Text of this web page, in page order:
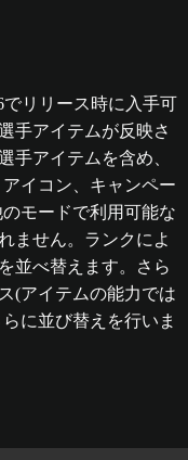
でリリース時に入手可
手アイテムが反映さ
手アイテムを含め、
イコン、キャンペー
モードで利用可能な
ません。ランクによ
並べ替えます。さら
(アイテムの能力では
に並び替えを行いま